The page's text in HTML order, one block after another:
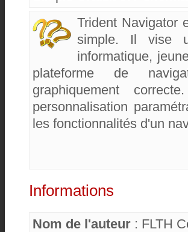
Trident Navigator
simple. Il vise
informatique,
plateforme de
graphiquement
personnalisation
les fonctionnalités d'un
Informations
Nom de l'auteur : FLTH